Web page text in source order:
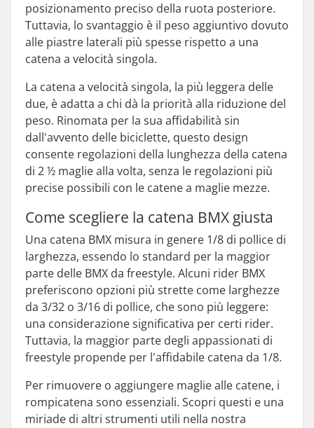
posizionamento preciso della ruota posteriore.
Tuttavia, lo svantaggio è il peso aggiuntivo dovuto
alle piastre laterali più spesse rispetto a una
catena a velocità singola.
La catena a velocità singola, la più leggera delle
due, è adatta a chi dà la priorità alla riduzione del
peso. Rinomata per la sua affidabilità sin
dall'avvento delle biciclette, questo design
consente regolazioni della lunghezza della catena
di 2 ½ maglie alla volta, senza le regolazioni più
precise possibili con le catene a maglie mezze.
Come scegliere la catena BMX giusta
Una catena BMX misura in genere 1/8 di pollice di
larghezza, essendo lo standard per la maggior
parte delle BMX da freestyle. Alcuni rider BMX
preferiscono opzioni più strette come larghezze
da 3/32 o 3/16 di pollice, che sono più leggere:
una considerazione significativa per certi rider.
Tuttavia, la maggior parte degli appassionati di
freestyle propende per l'affidabile catena da 1/8.
Per rimuovere o aggiungere maglie alle catene, i
rompicatena sono essenziali. Scopri questi e una
miriade di altri strumenti utili nella nostra